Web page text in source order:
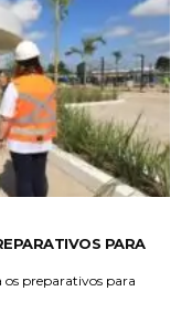
PARA
preparativos para